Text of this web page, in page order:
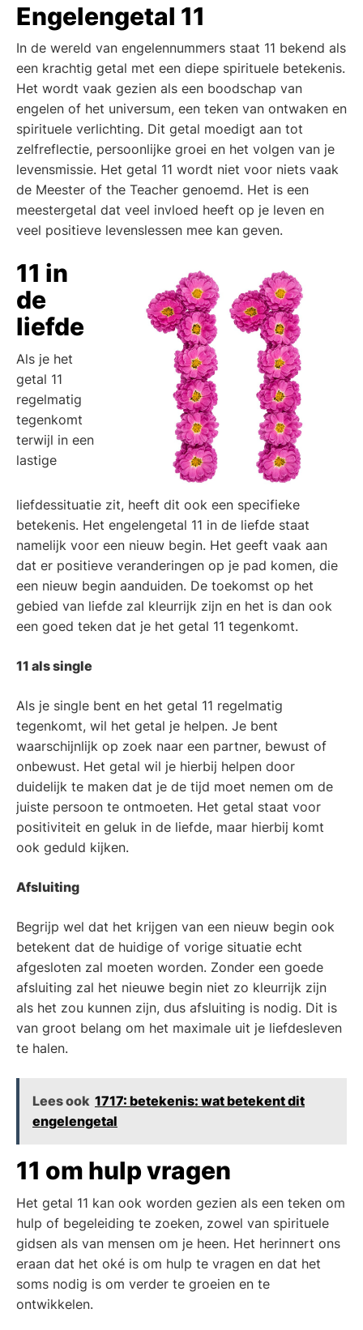
Engelengetal 11
In de wereld van engelennummers staat 11 bekend als
een krachtig getal met een diepe spirituele betekenis.
Het wordt vaak gezien als een boodschap van
engelen of het universum, een teken van ontwaken en
spirituele verlichting. Dit getal moedigt aan tot
zelfreflectie, persoonlijke groei en het volgen van je
levensmissie. Het getal 11 wordt niet voor niets vaak
de Meester of the Teacher genoemd. Het is een
meestergetal dat veel invloed heeft op je leven en
veel positieve levenslessen mee kan geven.
11 in
de
liefde
Als je het
getal 11
regelmatig
tegenkomt
terwijl in een
lastige
liefdessituatie zit, heeft dit ook een specifieke
betekenis. Het engelengetal 11 in de liefde staat
namelijk voor een nieuw begin. Het geeft vaak aan
dat er positieve veranderingen op je pad komen, die
een nieuw begin aanduiden. De toekomst op het
gebied van liefde zal kleurrijk zijn en het is dan ook
een goed teken dat je het getal 11 tegenkomt.
11 als single
Als je single bent en het getal 11 regelmatig
tegenkomt, wil het getal je helpen. Je bent
waarschijnlijk op zoek naar een partner, bewust of
onbewust. Het getal wil je hierbij helpen door
duidelijk te maken dat je de tijd moet nemen om de
juiste persoon te ontmoeten. Het getal staat voor
positiviteit en geluk in de liefde, maar hierbij komt
ook geduld kijken.
Afsluiting
Begrijp wel dat het krijgen van een nieuw begin ook
betekent dat de huidige of vorige situatie echt
afgesloten zal moeten worden. Zonder een goede
afsluiting zal het nieuwe begin niet zo kleurrijk zijn
als het zou kunnen zijn, dus afsluiting is nodig. Dit is
van groot belang om het maximale uit je liefdesleven
te halen.
Lees ook 1717: betekenis: wat betekent dit
engelengetal
11 om hulp vragen
Het getal 11 kan ook worden gezien als een teken om
hulp of begeleiding te zoeken, zowel van spirituele
gidsen als van mensen om je heen. Het herinnert ons
eraan dat het oké is om hulp te vragen en dat het
soms nodig is om verder te groeien en te
ontwikkelen.